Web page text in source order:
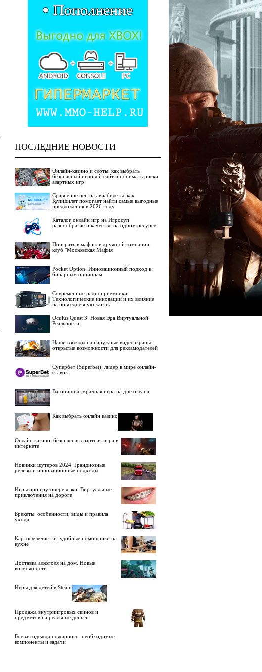
ПОСЛЕДНИЕ НОВОСТИ
Онлайн-казино и слоты: как выбрать
безопасный игровой сайт и понимать риски
азартных игр
Сравнение цен на авиабилеты: как
КупиБилет помогает найти самые выгодные
предложения в 2026 году
Каталог онлайн игр на Игросуп:
разнообразие и качество на одном ресурсе
Поиграть в мафию в дружной компании:
клуб "Московская Мафия
Pocket Option: Инновационный подход к
бинарным опционам
Современные радиоприемники:
Технологические инновации и их влияние
на повседневную жизнь
Oculus Quest 3: Новая Эра Виртуальной
Реальности
Наши взгляды на наружные видеоэкраны:
открытые возможности для рекламодателей
Супербет (Superbet): лидер в мире онлайн-
ставок
Barotrauma: мрачная игра на дне океана
Как выбрать онлайн казино
Онлайн казино: безопасная азартная игра в
интернете
Новинки шутеров 2024: Грандиозные
релизы и инновационные подходы
Игры про грузоперевозки: Виртуальные
приключения на дороге
Брекеты: особенности, виды и правила
ухода
Картофелечистки: удобные помощники на
кухне
Доставка алкоголя на дом. Новые
возможности
Игры для детей в Steam
Продажа внутриигровых скинов и
предметов на реальные деньги
Боевая одежда пожарного: необходимые
компоненты и задачи